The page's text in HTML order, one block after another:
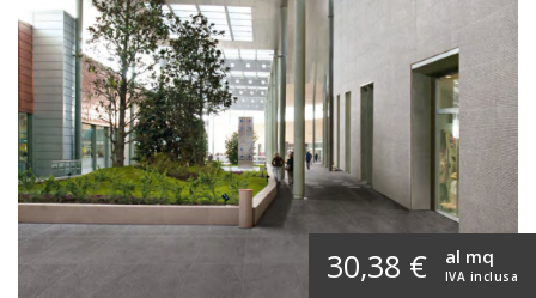
30,38 € IVA inclusa
al mq